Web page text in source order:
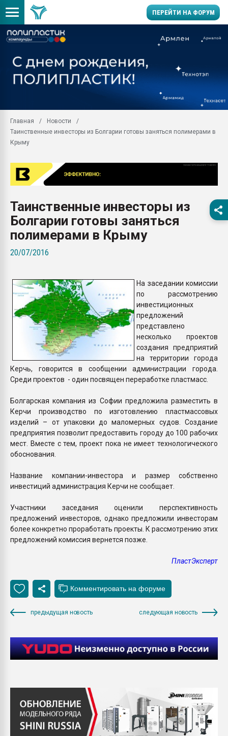
ПЕРЕЙТИ НА ФОРУМ
Вакуум-формовочные
28.07.2026
Всё, что касается
вакуумного
Продам отходы
поликарбоната и АБС-
Главная
Новости
Таинственные инвесторы из Болгарии готовы заняться полимерами в
Крыму
Таинственные инвесторы из
Болгарии готовы заняться
полимерами в Крыму
20/07/2016
На заседании комиссии
по рассмотрению
инвестиционных
предложений
представлено
несколько проектов
создания предприятий
на территории города
Керчь, говорится в сообщении администрации города.
Среди проектов - один посвящен переработке пластмасс.
Болгарская компания из Софии предложила разместить в
Керчи производство по изготовлению пластмассовых
изделий – от упаковки до маломерных судов. Создание
предприятия позволит предоставить городу до 100 рабочих
мест. Вместе с тем, проект пока не имеет технологического
обоснования.
Название компании-инвестора и размер собственно
инвестиций администрация Керчи не сообщает.
Участники заседания оценили перспективность
предложений инвесторов, однако предложили инвесторам
более конкретно проработать проекты. К рассмотрению этих
предложений комиссия вернется позже.
ПластЭксперт
предыдущая новость следующая новость